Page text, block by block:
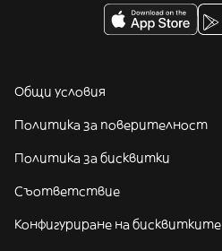
Общи условия
Политика за поверителност
Политика за бисквитки
Съответствие
Конфигуриране на бисквитките